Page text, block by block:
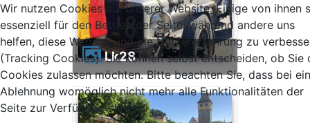
lk28
Wir nutzen Cookies auf unserer Website. Einige von ihnen
essenziell für den Betrieb der Seite, während andere uns
helfen, diese Website und die Nutzererfahrung zu
(Tracking Cookies). Sie können selbst entscheiden, ob Sie
Cookies zulassen möchten. Bitte beachten Sie, dass bei
Ablehnung womöglich nicht mehr alle Funktionalitäten der
Seite zur Verfügung stehen.